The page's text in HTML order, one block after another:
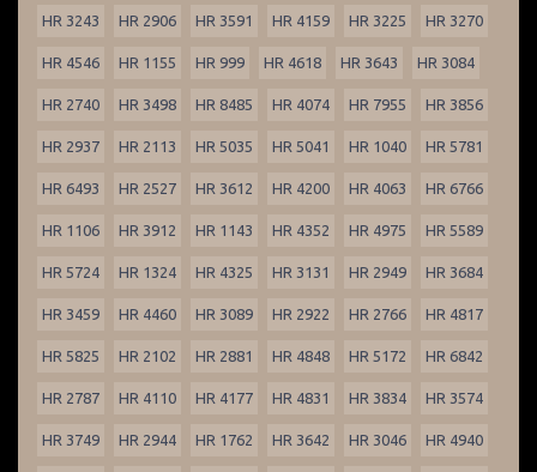
HR 3243 HR 2906 HR 3591 HR 4159 HR 3225 HR 3270
HR 4546 HR 1155 HR 999 HR 4618 HR 3643 HR 3084
HR 2740 HR 3498 HR 8485 HR 4074 HR 7955 HR 3856
HR 2937 HR 2113 HR 5035 HR 5041 HR 1040 HR 5781
HR 6493 HR 2527 HR 3612 HR 4200 HR 4063 HR 6766
HR 1106 HR 3912 HR 1143 HR 4352 HR 4975 HR 5589
HR 5724 HR 1324 HR 4325 HR 3131 HR 2949 HR 3684
HR 3459 HR 4460 HR 3089 HR 2922 HR 2766 HR 4817
HR 5825 HR 2102 HR 2881 HR 4848 HR 5172 HR 6842
HR 2787 HR 4110 HR 4177 HR 4831 HR 3834 HR 3574
HR 3749 HR 2944 HR 1762 HR 3642 HR 3046 HR 4940